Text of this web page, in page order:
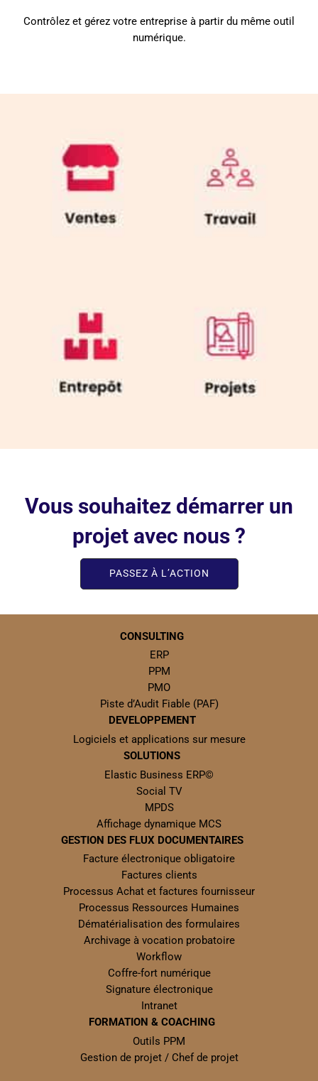
Contrôlez et gérez votre entreprise à partir du même outil
numérique.
Vous souhaitez démarrer un
projet avec nous ?
PASSEZ À L’ACTION
CONSULTING
ERP
PPM
PMO
Piste d’Audit Fiable (PAF)
DEVELOPPEMENT
Logiciels et applications sur mesure
SOLUTIONS
Elastic Business ERP©
Social TV
MPDS
Affichage dynamique MCS
GESTION DES FLUX DOCUMENTAIRES
Facture électronique obligatoire
Factures clients
Processus Achat et factures fournisseur
Processus Ressources Humaines
Dématérialisation des formulaires
Archivage à vocation probatoire
Workflow
Coffre-fort numérique
Signature électronique
Intranet
FORMATION & COACHING
Outils PPM
Gestion de projet / Chef de projet